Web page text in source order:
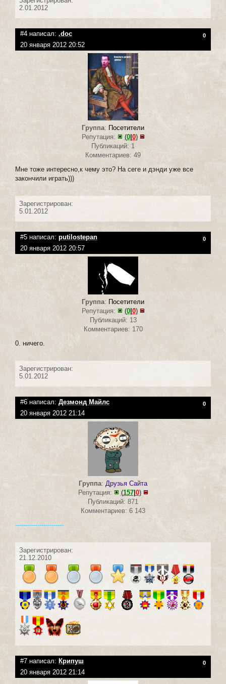
2.01.2012
#4 написал: .doc 0
20 января 2012 20:52
Группа: Посетители
Репутация:
(0| 0)
Публикаций: 1
Комментариев: 49
Мне тоже интересно,к чему это? На сеге и дэнди уже все
закончили играть)))
Зарегистрирован:
5.01.2012
#5 написал: putilostepan 0
20 января 2012 20:57
Группа: Посетители
Репутация:
(0| 0)
Публикаций: 13
Комментариев: 170
0. ничего.
Зарегистрирован:
5.01.2012
#6 написал: Дезмонд Майлс 0
20 января 2012 21:14
Группа: Друзья Сайта
Репутация:
(157| 0)
Публикаций: 871
Комментариев: 6 143
------------------------
Зарегистрирован:
21.12.2010
#7 написал: Крипуш 0
20 января 2012 21:14